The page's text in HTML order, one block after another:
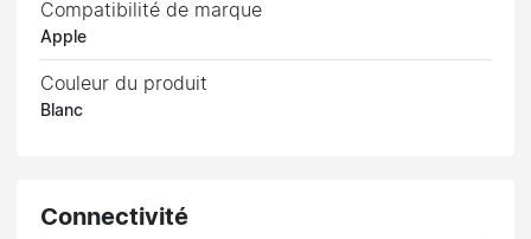
Compatibilité de marque
Apple
Couleur du produit
Blanc
Connectivité